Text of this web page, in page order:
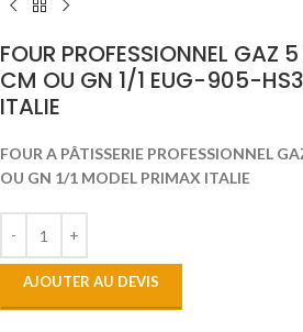
FOUR PROFESSIONNEL GAZ
CM OU GN 1/1 EUG-905-
ITALIE
FOUR A PÂTISSERIE PROFESSIONNEL
OU GN 1/1 MODEL PRIMAX ITALIE
AJOUTER AU DEVIS